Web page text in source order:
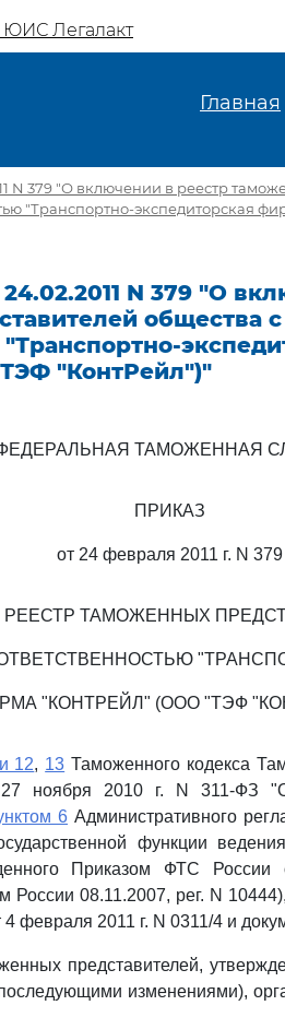
ЮИС Легалакт
Главная
N 379 "О включении в реестр
"Транспортно-экспедиторская
N 379 "О
общества
"Транспортно-
"КонтРейл")"
ТАМОЖЕННАЯ
ПРИКАЗ
от 24 февраля 2011 г. N 379
ТАМОЖЕННЫХ
"КОНТРЕЙЛ" (ООО "ТЭФ
12, 13 Таможенного кодекса
27 ноября 2010 г. N 311-ФЗ
6 Административного
функции
Приказом ФТС
России 08.11.2007, рег. N
4 февраля 2011 г. N 0311/4 и
представителей,
изменениями),